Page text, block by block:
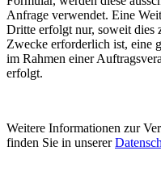
Anfrage verwendet. Eine
Dritte erfolgt nur, soweit dies
Zwecke erforderlich ist, eine
im Rahmen einer
erfolgt.
Weitere Informationen zur
finden Sie in unserer